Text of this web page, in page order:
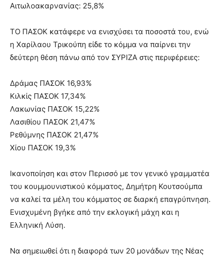
Αιτωλοακαρνανίας: 25,8%
ΤΟ ΠΑΣΟΚ κατάφερε να ενισχύσει τα ποσοστά του, ενώ
η Χαρίλαου Τρικούπη είδε το κόμμα να παίρνει την
δεύτερη θέση πάνω από τον ΣΥΡΙΖΑ στις περιφέρειες:
Δράμας ΠΑΣΟΚ 16,93%
Κιλκίς ΠΑΣΟΚ 17,34%
Λακωνίας ΠΑΣΟΚ 15,22%
Λασιθίου ΠΑΣΟΚ 21,47%
Ρεθύμνης ΠΑΣΟΚ 21,47%
Χίου ΠΑΣΟΚ 19,3%
Ικανοποίηση και στον Περισσό με τον γενικό γραμματέα
του κουμμουνιστικού κόμματος, Δημήτρη Κουτσούμπα
να καλεί τα μέλη του κόμματος σε διαρκή επαγρύπνηση.
Ενισχυμένη βγήκε από την εκλογική μάχη και η
Ελληνική Λύση.
Να σημειωθεί ότι η διαφορά των 20 μονάδων της Νέας